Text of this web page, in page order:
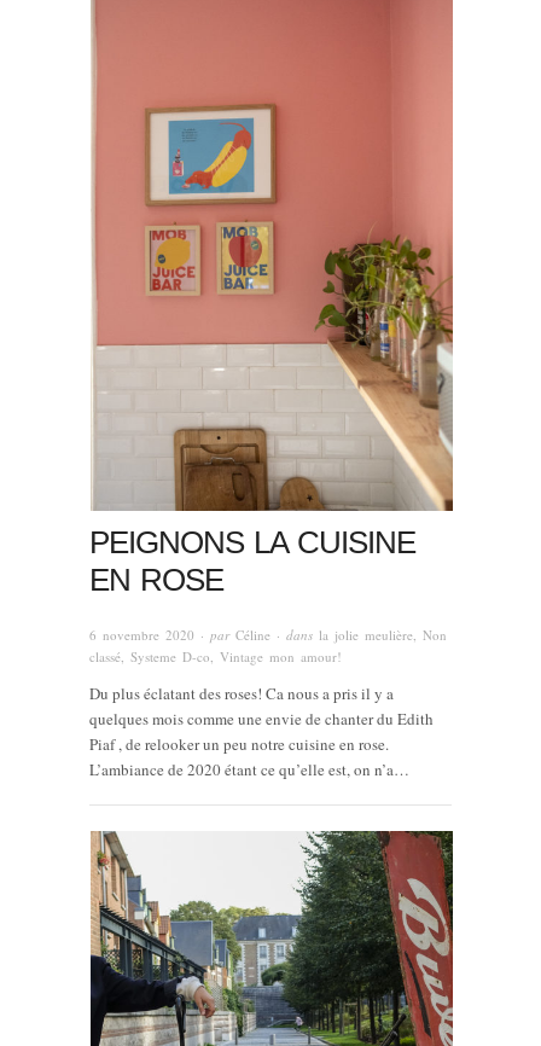
PEIGNONS LA CUISINE
EN ROSE
6 novembre 2020 · par Céline · dans la jolie meulière Non
classé Systeme D-co Vintage mon amour!
Du plus éclatant des roses! Ca nous a pris il y a
quelques mois comme une envie de chanter du Edith
Piaf , de relooker un peu notre cuisine en rose.
L’ambiance de 2020 étant ce qu’elle est, on n’a…